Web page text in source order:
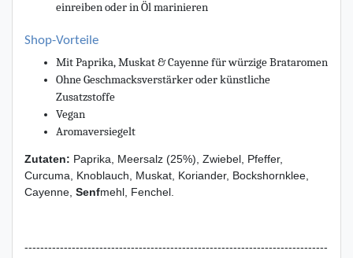
einreiben oder in Öl marinieren
Shop-Vorteile
Mit Paprika, Muskat & Cayenne für würzige Brataromen
Ohne Geschmacksverstärker oder künstliche
Zusatzstoffe
Vegan
Aromaversiegelt
Zutaten: Paprika, Meersalz (25%), Zwiebel, Pfeffer,
Curcuma, Knoblauch, Muskat, Koriander, Bockshornklee,
Cayenne, Senfmehl, Fenchel.
-----------------------------------------------------------------------------